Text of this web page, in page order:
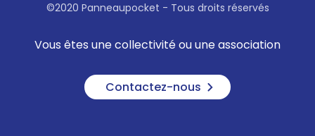
©2020 Panneaupocket - Tous droits réservés
Vous êtes une collectivité ou une association
Contactez-nous